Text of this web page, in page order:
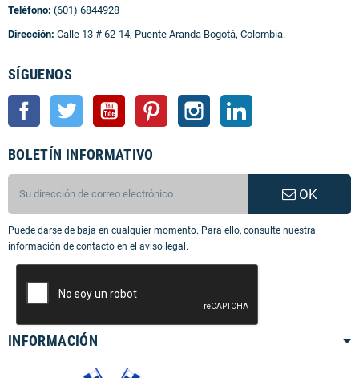
Teléfono: (601) 6844928
Dirección: Calle 13 # 62-14, Puente Aranda Bogotá, Colombia.
SÍGUENOS
Facebook Twitter YouTube Pinterest Instagram
BOLETÍN INFORMATIVO
OK
Puede darse de baja en cualquier momento. Para ello, consulte nuestra
información de contacto en el aviso legal.
INFORMACIÓN